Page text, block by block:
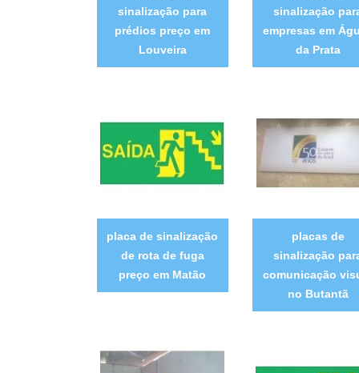
sinalização para
prédios preço em
Louveira
sinalização
empresas em
da Prata
placa de sinalização
de rota de fuga
preço em Matão
placas de
sinalização
comunicação
no Butantã